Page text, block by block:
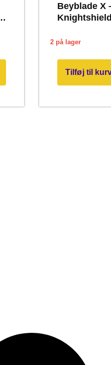
Beyblade X
2 på lager
Tilføj til